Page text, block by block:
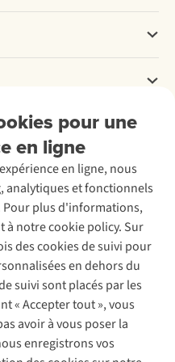
pour une
en ligne
en ligne, nous
analytiques et fonctionnels
Pour plus d'informations,
à notre cookie policy. Sur
des cookies de suivi pour
en dehors du
suivi sont placés par les
« Accepter tout », vous
avoir à vous poser la
enregistrons vos